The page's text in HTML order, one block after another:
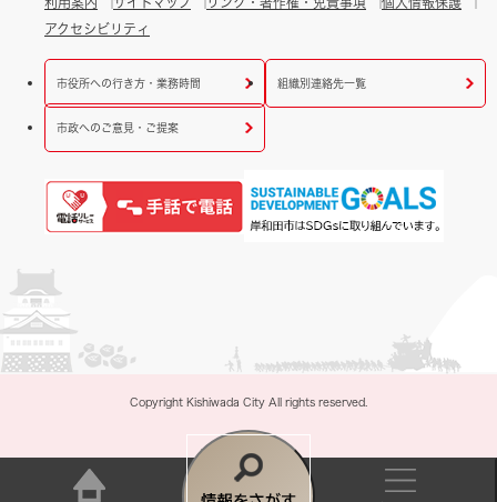
利用案内 サイトマップ リンク・著作権・免責事項
個人情報保護
アクセシビリティ
市役所への行き方・業務時間 組織別連絡先一覧
市政へのご意見・ご提案
Copyright Kishiwada City All rights reserved.